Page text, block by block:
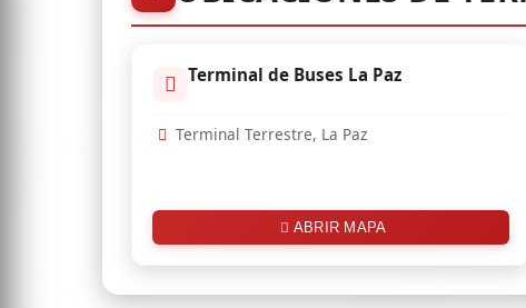
Terminal de Buses La Paz
Terminal Terrestre, La Paz
ABRIR MAPA